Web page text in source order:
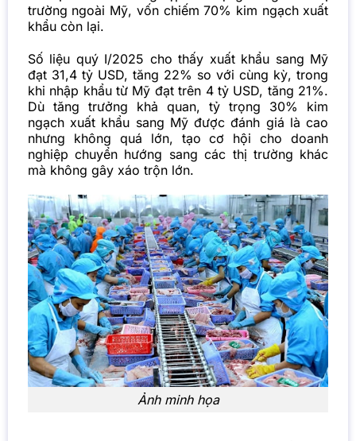
trường ngoài Mỹ, vốn chiếm 70% kim ngạch xuất
khẩu còn lại.
Số liệu quý I/2025 cho thấy xuất khẩu sang Mỹ
đạt 31,4 tỷ USD, tăng 22% so với cùng kỳ, trong
khi nhập khẩu từ Mỹ đạt trên 4 tỷ USD, tăng 21%.
Dù tăng trưởng khả quan, tỷ trọng 30% kim
ngạch xuất khẩu sang Mỹ được đánh giá là cao
nhưng không quá lớn, tạo cơ hội cho doanh
nghiệp chuyển hướng sang các thị trường khác
mà không gây xáo trộn lớn.
Ảnh minh họa